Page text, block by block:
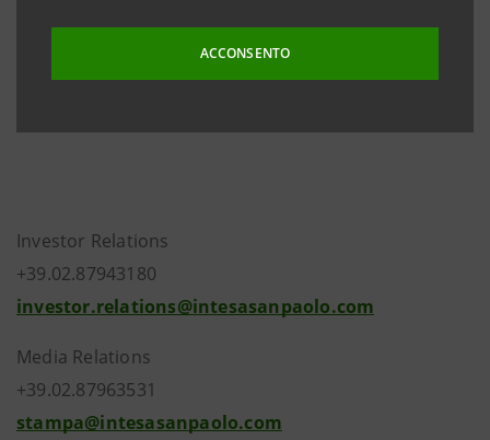
ACCONSENTO
Investor Relations
+39.02.87943180
investor.relations@intesasanpaolo.com
Media Relations
+39.02.87963531
stampa@intesasanpaolo.com